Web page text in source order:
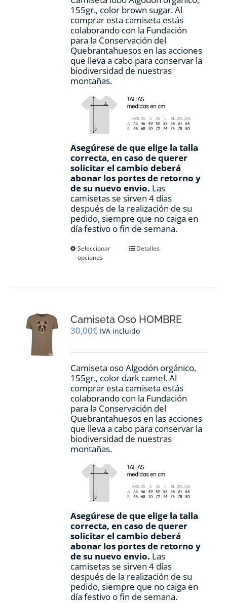
de
producto
155gr., color brown sugar.Al
comprar esta camiseta estás
colaborando con la Fundación
para la Conservación del
Quebrantahuesos en las acciones
que lleva a cabo para conservar la
biodiversidad de nuestras
montañas.
Asegúrese de que elige la talla
correcta, en caso de querer
solicitar el cambio deberá
abonar los portes de retorno y
de su nuevo envio. Las
camisetas se sirven 4 días
después de la realización de su
pedido, siempre que no caiga en
día festivo o fin de semana.
Seleccionar
opciones
Este
se
pueden
en
página
de
producto
Detalles
Camiseta Oso HOMBRE
30,00€ IVA incluido
Camiseta oso Algodón orgánico,
155gr., color dark camel. Al
comprar esta camiseta estás
colaborando con la Fundación
para la Conservación del
Quebrantahuesos en las acciones
que lleva a cabo para conservar la
biodiversidad de nuestras
montañas.
Asegúrese de que elige la talla
correcta, en caso de querer
solicitar el cambio deberá
abonar los portes de retorno y
de su nuevo envio. Las
camisetas se sirven 4 días
después de la realización de su
pedido, siempre que no caiga en
día festivo o fin de semana.